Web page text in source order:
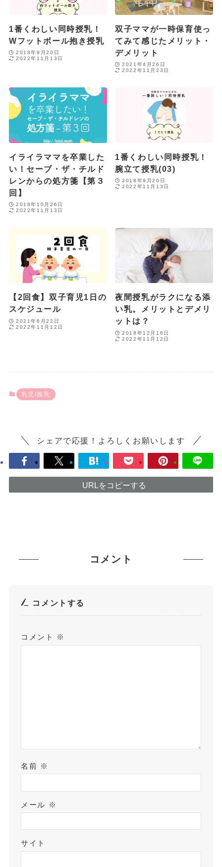
乳児/授乳
シェアで応援！よろしくお願いします
URLをコピーする
1番くわしい同時授乳！
Wフットボール抱き授乳
2018年9月20日
2022年11月13日
双子ママが一時保育使っ
てみて感じたメリット・
デメリット
2021年4月26日
2022年11月23日
イライラママを卒業した
い！セーブ・ザ・チルド
レンからの処方箋【第３
回】
2018年10月26日
2022年11月13日
1番くわしい同時授乳！
腕立て授乳(03)
2018年9月20日
2022年11月13日
【2回食】双子育児1日の
スケジュール
2021年6月22日
2022年11月12日
夜間授乳がラクになる添
い乳。メリットとデメリ
ットは？
2018年12月16日
2022年11月12日
コメント
コメントする
コメント ※
名前 ※
メール ※
サイト